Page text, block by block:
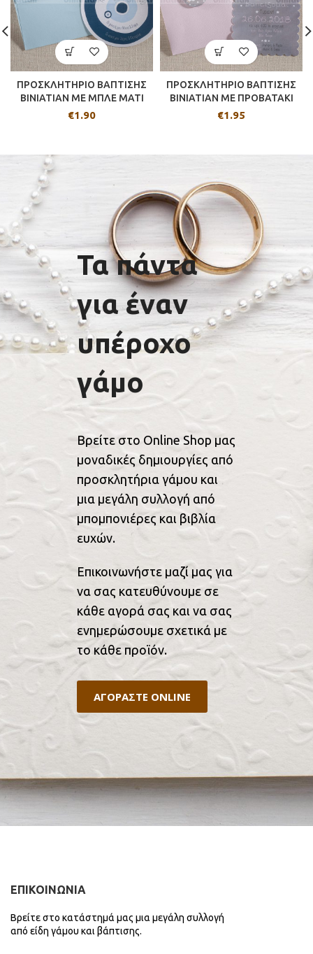
ΠΡΟΣΚΛΗΤΗΡΙΟ ΒΑΠΤΙΣΗΣ
BINIATIAN ΜΕ ΜΠΛΕ ΜΑΤΙ
€1.90
ΠΡΟΣΚΛΗΤΗΡΙΟ ΒΑΠΤΙΣΗΣ
BINIATIAN ME ΠΡΟΒΑΤΑΚΙ
€1.95
Τα πάντα
για έναν
υπέροχο
γάμο
Βρείτε στο Online Shop μας
μοναδικές δημιουργίες από
προσκλητήρια γάμου και
μια μεγάλη συλλογή από
μπομπονιέρες και βιβλία
ευχών.
Επικοινωνήστε μαζί μας για
να σας κατευθύνουμε σε
κάθε αγορά σας και να σας
ενημερώσουμε σχετικά με
το κάθε προϊόν.
ΑΓΟΡΑΣΤΕ ONLINE
ΕΠΙΚΟΙΝΩΝΙΑ
Βρείτε στο κατάστημά μας μια μεγάλη συλλογή
από είδη γάμου και βάπτισης.